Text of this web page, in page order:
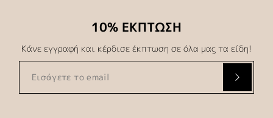
10% ΕΚΠΤΩΣΗ
Κάνε εγγραφή και κέρδισε έκπτωση σε όλα μας τα είδη!